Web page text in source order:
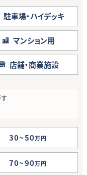
駐車場・ハイデッキ
マンション用
店舗・商業施設
30~50万円
70~90万円